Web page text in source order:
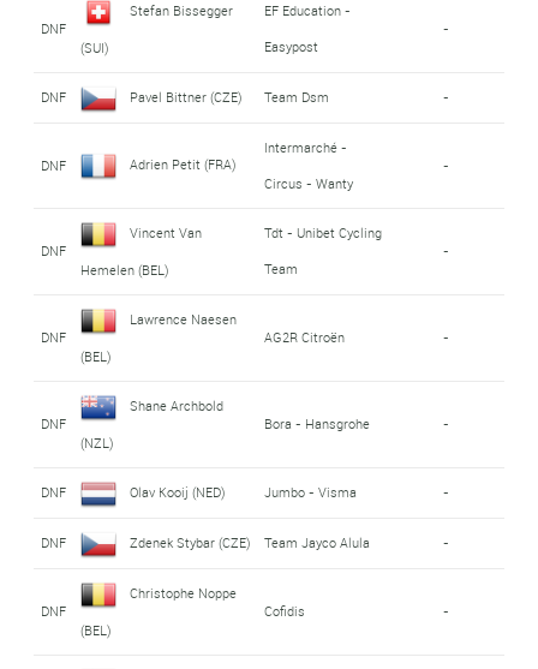
DNF
Stefan Bissegger
(SUI)
EF Education -
Easypost
-
DNF Pavel Bittner (CZE) Team Dsm -
DNF Adrien Petit (FRA)
Intermarché -
Circus - Wanty
-
DNF
Vincent Van
Hemelen (BEL)
Tdt - Unibet Cycling
Team
-
DNF
Lawrence Naesen
(BEL)
AG2R Citroën -
DNF
Shane Archbold
(NZL)
Bora - Hansgrohe -
DNF Olav Kooij (NED) Jumbo - Visma -
DNF Zdenek Stybar (CZE) Team Jayco Alula -
DNF
Christophe Noppe
(BEL)
Cofidis -